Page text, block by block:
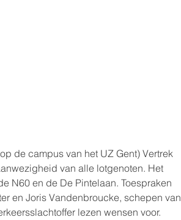
de campus van het UZ Gent) Vertrek
van alle lotgenoten. Het
N60 en de De Pintelaan. Toespraken
en Joris Vandenbroucke, schepen van
lezen wensen voor.